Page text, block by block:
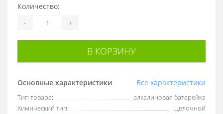
Основные характеристики Все характеристики
Тип товара:
алкалиновая батарейка
Химический тип:
щелочной
Количество:
- +
В КОРЗИНУ